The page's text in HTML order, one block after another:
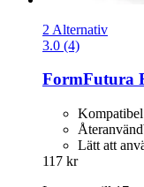
2 Alternativ
3.0 (4)
FormFutura
Lätt att
117 kr